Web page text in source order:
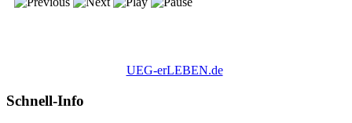
UEG-erLEBEN.de
Schnell-Info